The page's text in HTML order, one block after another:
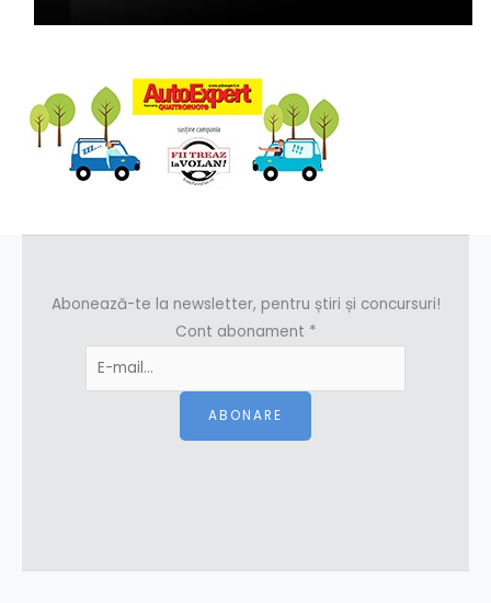
Abonează-te la newsletter, pentru știri și concursuri!
Cont abonament *
ABONARE